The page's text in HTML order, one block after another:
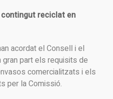
reciclat en
acordat el Consell i el
gran part els requisits de
comercialitzats i els
per la Comissió.